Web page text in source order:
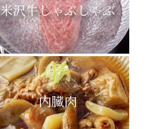
米沢牛しゃぶしゃぶ
内臓肉